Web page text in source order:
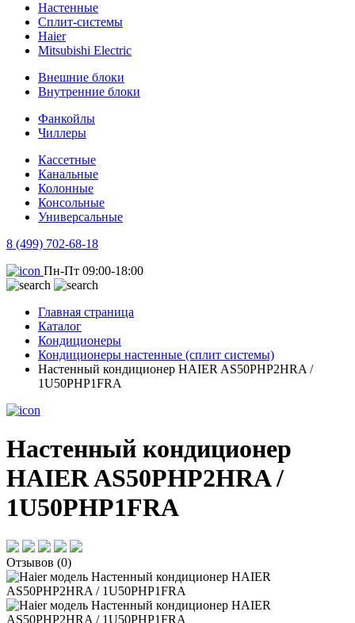
Настенные
Сплит-системы
Haier
Mitsubishi Electric
Внешние блоки
Внутренние блоки
Фанкойлы
Чиллеры
Кассетные
Канальные
Колонные
Консольные
Универсальные
8 (499) 702-68-18
Пн-Пт 09:00-18:00
Главная страница
Каталог
Кондиционеры
Кондиционеры настенные (сплит системы)
Настенный кондиционер HAIER AS50PHP2HRA /
1U50PHP1FRA
Настенный кондиционер
HAIER AS50PHP2HRA /
1U50PHP1FRA
Отзывов (0)